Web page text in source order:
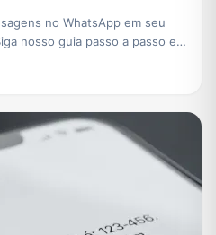
no WhatsApp em seu
nosso guia passo a passo e
recado importante!